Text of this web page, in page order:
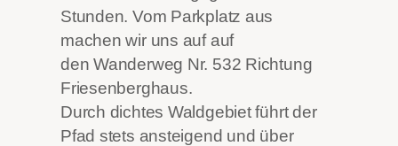
Stunden. Vom Parkplatz aus
machen wir uns auf auf
den Wanderweg Nr. 532 Richtung
Friesenberghaus.
Durch dichtes Waldgebiet führt der
Pfad stets ansteigend und über